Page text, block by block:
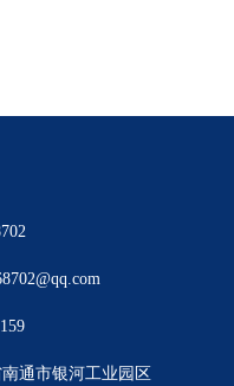
通市银河工业园区